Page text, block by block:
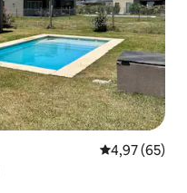
4,97 de uma
4,97 (65)